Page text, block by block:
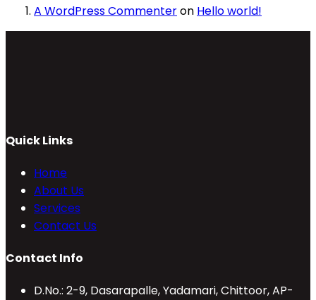
A WordPress Commenteron Hello world!
Quick Links
Home
About Us
Services
Contact Us
Contact Info
D.No.: 2-9, Dasarapalle, Yadamari, Chittoor, AP-